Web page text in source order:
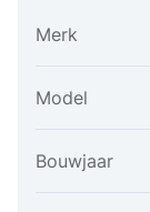
Merk
Model
Bouwjaar